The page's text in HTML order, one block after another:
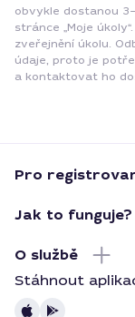
obvykle dostanou
stránce „Moje
zveřejnění úkolu.
údaje, proto je
a kontaktovat ho
Pro
Jak to funguje?
O službě
Stáhnout